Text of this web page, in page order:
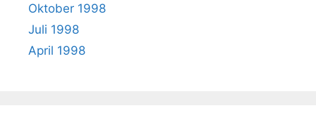
Oktober 1998
Juli 1998
April 1998